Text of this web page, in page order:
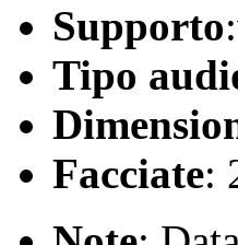
Supporto
Tipo
Facciate: